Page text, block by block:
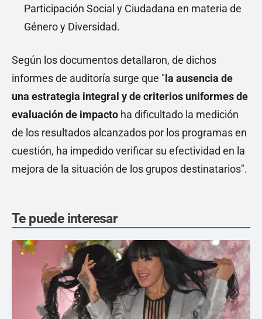
Participación Social y Ciudadana en materia de
Género y Diversidad.
Según los documentos detallaron, de dichos
informes de auditoría surge que " la ausencia de
una estrategia integral y de criterios uniformes de
evaluación de impacto ha dificultado la medición
de los resultados alcanzados por los programas en
cuestión, ha impedido verificar su efectividad en la
mejora de la situación de los grupos destinatarios".
Te puede interesar